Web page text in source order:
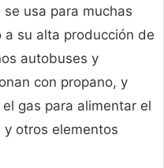
usa para muchas
su alta producción de
autobuses y
con propano, y
gas para alimentar el
otros elementos